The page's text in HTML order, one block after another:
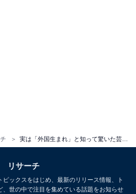
リサーチ
ックスをはじめ、最新のリリース情報、ト
、世の中で注目を集めている話題をお知らせ